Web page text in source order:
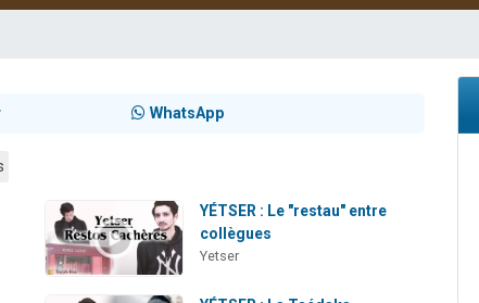
WhatsApp
YÉTSER : Le "restau" entre
collègues
Yetser